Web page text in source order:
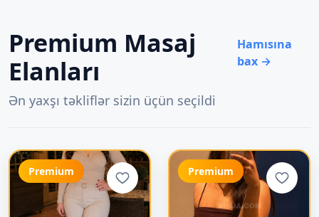
Premium Masaj
Elanları
Ən yaxşı təkliflər sizin üçün seçildi
Hamısına
bax →
Premium Premium